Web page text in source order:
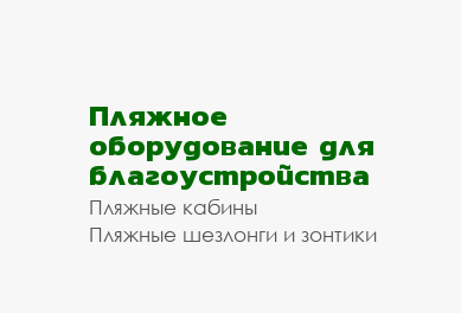
Пляжное
оборудование для
благоустройства
Пляжные кабины
Пляжные шезлонги и зонтики